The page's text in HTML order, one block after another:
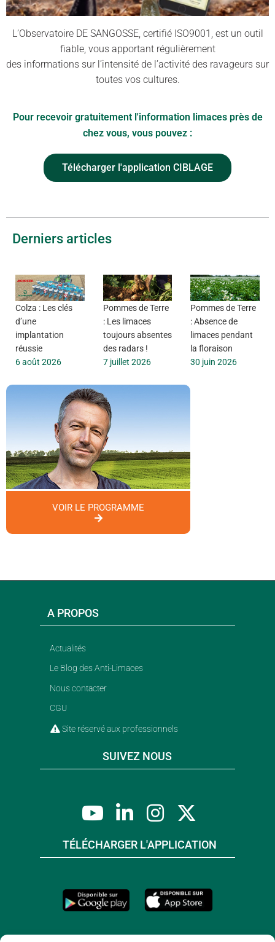
L’Observatoire DE SANGOSSE, certifié ISO9001, est un outil
fiable, vous apportant régulièrement
des informations sur l’intensité de l’activité des ravageurs sur
toutes vos cultures.
Pour recevoir gratuitement l'information limaces près de
chez vous, vous pouvez :
Télécharger l'application CIBLAGE
Derniers articles
Colza : Les clés
d’une
implantation
réussie
6 août 2026
Pommes de Terre
: Les limaces
toujours absentes
des radars !
7 juillet 2026
Pommes de Terre
: Absence de
limaces pendant
la floraison
30 juin 2026
VOIR LE PROGRAMME
A PROPOS
Actualités
Le Blog des Anti-Limaces
Nous contacter
CGU
Site réservé aux professionnels
SUIVEZ NOUS
TÉLÉCHARGER L'APPLICATION